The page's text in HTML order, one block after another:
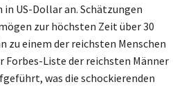
US-Dollar an. Schätzungen
zur höchsten Zeit über 30
zu einem der reichsten Menschen
Forbes-Liste der reichsten Männer
was die schockierenden